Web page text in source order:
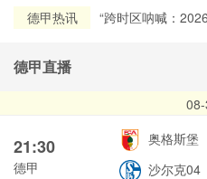
德甲热讯 “跨时区呐喊：
德甲直播
21:30
德甲
奥格斯堡
沙尔克04